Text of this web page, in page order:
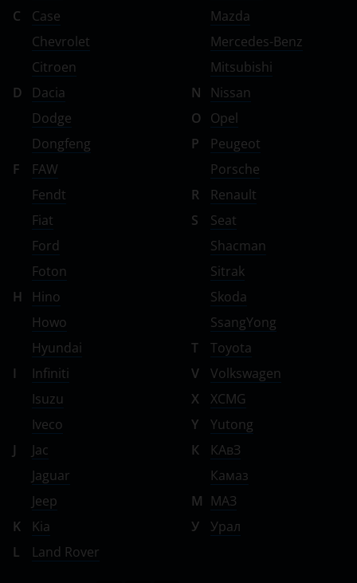
C
Case
Chevrolet
Citroen
D
Dacia
Dodge
Dongfeng
F
FAW
Fendt
Fiat
Ford
Foton
H
Hino
Howo
Hyundai
I
Infiniti
Isuzu
Iveco
J
Jac
Jaguar
Jeep
K
Kia
L
Land Rover
Mazda
Mercedes-Benz
Mitsubishi
N
Nissan
O
Opel
P
Peugeot
Porsche
R
Renault
S
Seat
Shacman
Sitrak
Skoda
SsangYong
T
Toyota
V
Volkswagen
X
XCMG
Y
Yutong
К
КАвЗ
Камаз
М МАЗ
У
Урал